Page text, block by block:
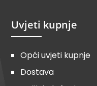
Uvjeti kupnje
Opći uvjeti kupnje
Dostava